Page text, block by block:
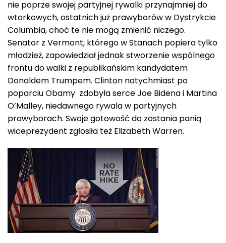
nie poprze swojej partyjnej rywalki przynajmniej do
wtorkowych, ostatnich już prawyborów w Dystrykcie
Columbia, choć te nie mogą zmienić niczego.
Senator z Vermont, którego w Stanach popiera tylko
młodzież, zapowiedział jednak stworzenie wspólnego
frontu do walki z republikańskim kandydatem
Donaldem Trumpem. Clinton natychmiast po
poparciu Obamy zdobyła serce Joe Bidena i Martina
O’Malley, niedawnego rywala w partyjnych
prawyborach. Swoje gotowość do zostania panią
wiceprezydent zgłosiła też Elizabeth Warren.